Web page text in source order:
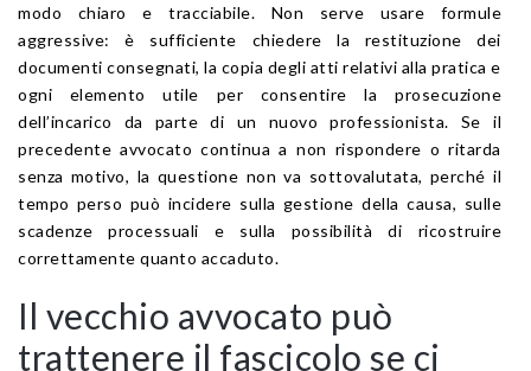
modo chiaro e tracciabile. Non serve usare formule
aggressive: è sufficiente chiedere la restituzione dei
documenti consegnati, la copia degli atti relativi alla pratica e
ogni elemento utile per consentire la prosecuzione
dell’incarico da parte di un nuovo professionista. Se il
precedente avvocato continua a non rispondere o ritarda
senza motivo, la questione non va sottovalutata, perché il
tempo perso può incidere sulla gestione della causa, sulle
scadenze processuali e sulla possibilità di ricostruire
correttamente quanto accaduto.
Il vecchio avvocato può
trattenere il fascicolo se ci